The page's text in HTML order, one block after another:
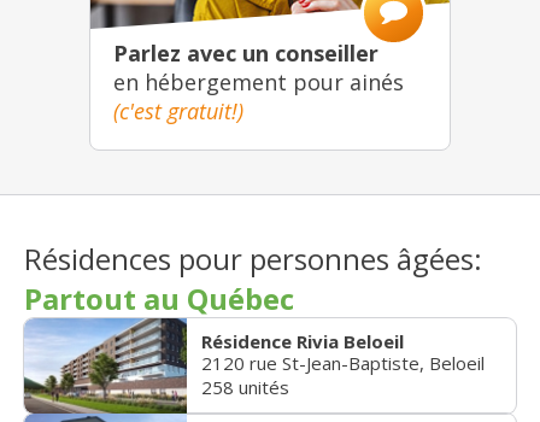
Parlez avec un conseiller
en hébergement pour ainés
(c'est gratuit!)
Résidences pour personnes âgées:
Partout au Québec
Résidence Rivia Beloeil
2120 rue St-Jean-Baptiste, Beloeil
258 unités